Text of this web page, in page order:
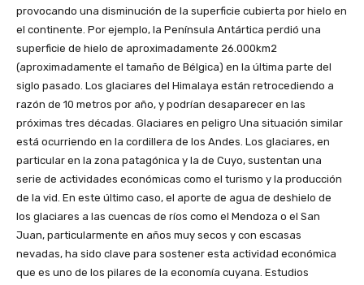
provocando una disminución de la superficie cubierta por hielo en
el continente. Por ejemplo, la Península Antártica perdió una
superficie de hielo de aproximadamente 26.000km2
(aproximadamente el tamaño de Bélgica) en la última parte del
siglo pasado. Los glaciares del Himalaya están retrocediendo a
razón de 10 metros por año, y podrían desaparecer en las
próximas tres décadas. Glaciares en peligro Una situación similar
está ocurriendo en la cordillera de los Andes. Los glaciares, en
particular en la zona patagónica y la de Cuyo, sustentan una
serie de actividades económicas como el turismo y la producción
de la vid. En este último caso, el aporte de agua de deshielo de
los glaciares a las cuencas de ríos como el Mendoza o el San
Juan, particularmente en años muy secos y con escasas
nevadas, ha sido clave para sostener esta actividad económica
que es uno de los pilares de la economía cuyana. Estudios